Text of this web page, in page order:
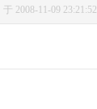
2008-11-09 23:21:52